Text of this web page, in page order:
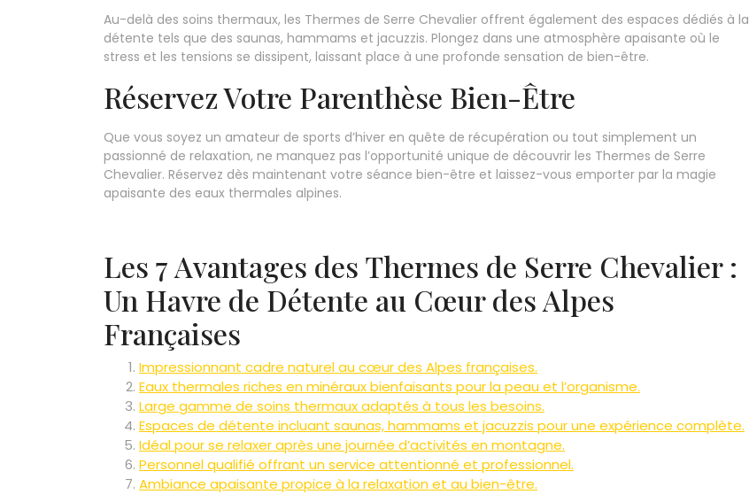
Au-delà des soins thermaux, les Thermes de Serre Chevalier offrent également des espaces dédiés à la
détente tels que des saunas, hammams et jacuzzis. Plongez dans une atmosphère apaisante où le
stress et les tensions se dissipent, laissant place à une profonde sensation de bien-être.
Réservez Votre Parenthèse Bien-Être
Que vous soyez un amateur de sports d’hiver en quête de récupération ou tout simplement un
passionné de relaxation, ne manquez pas l’opportunité unique de découvrir les Thermes de Serre
Chevalier. Réservez dès maintenant votre séance bien-être et laissez-vous emporter par la magie
apaisante des eaux thermales alpines.
Les 7 Avantages des Thermes de Serre Chevalier :
Un Havre de Détente au Cœur des Alpes
Françaises
Impressionnant cadre naturel au cœur des Alpes françaises.
Eaux thermales riches en minéraux bienfaisants pour la peau et l’organisme.
Large gamme de soins thermaux adaptés à tous les besoins.
Espaces de détente incluant saunas, hammams et jacuzzis pour une expérience complète.
Idéal pour se relaxer après une journée d’activités en montagne.
Personnel qualifié offrant un service attentionné et professionnel.
Ambiance apaisante propice à la relaxation et au bien-être.